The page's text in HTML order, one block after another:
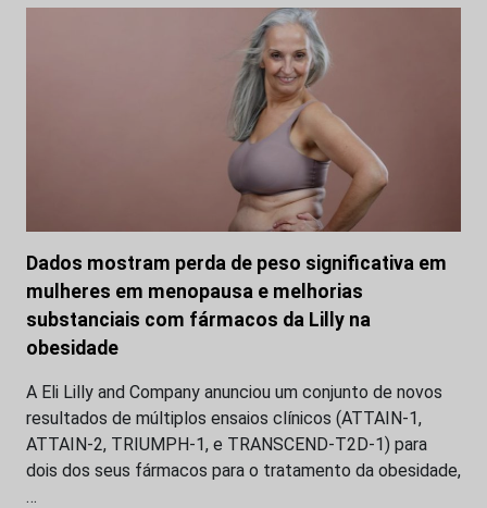
Dados mostram perda de peso significativa em
mulheres em menopausa e melhorias
substanciais com fármacos da Lilly na
obesidade
A Eli Lilly and Company anunciou um conjunto de novos
resultados de múltiplos ensaios clínicos (ATTAIN-1,
ATTAIN-2, TRIUMPH-1, e TRANSCEND-T2D-1) para
dois dos seus fármacos para o tratamento da obesidade,
…